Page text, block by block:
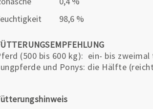
98,6 %
(500 bis 600 kg): ein- bis
und Ponys: die Hälfte